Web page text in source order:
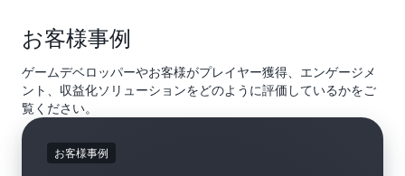
ソリューションは、機械学習 (ML) モデル、顧客分析、
ゲームバックエンドテクノロジーを使用してプレイヤ
ーのニーズを素早く特定し、戦略情報を提供すること
でパーソナライズされた機能をデプロイします。これ
らのツールは、デベロッパーがプレイヤーの個々の要
件を理解して対応し、最終的にはより魅力的で収益性
お客様事例
ゲームデベロッパーやお客様がプレイヤー獲得、エンゲージメ
ント、収益化ソリューションをどのように評価しているかをご
覧ください。
お客様事例